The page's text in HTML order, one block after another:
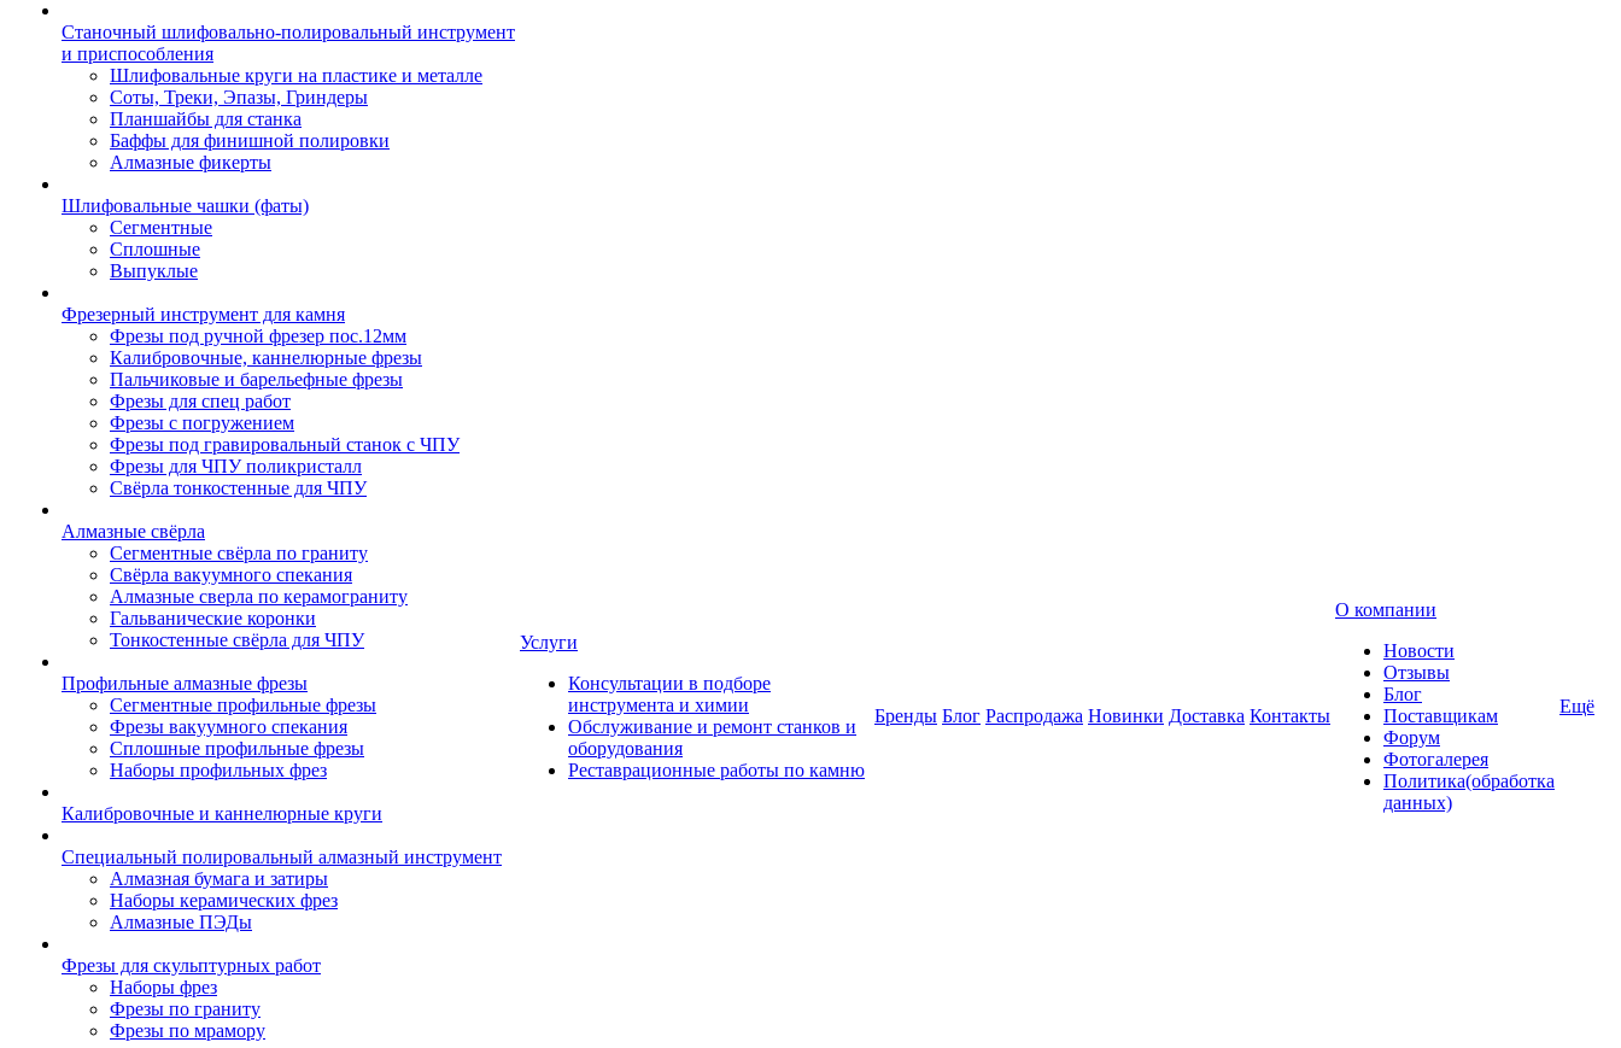
Станочный шлифовально-полировальный инструмент
и приспособления
Шлифовальные круги на пластике и металле
Соты, Треки, Эпазы, Гриндеры
Планшайбы для станка
Баффы для финишной полировки
Алмазные фикерты
Шлифовальные чашки (фаты)
Сегментные
Сплошные
Выпуклые
Фрезерный инструмент для камня
Фрезы под ручной фрезер пос.12мм
Калибровочные, каннелюрные фрезы
Пальчиковые и барельефные фрезы
Фрезы для спец работ
Фрезы с погружением
Фрезы под гравировальный станок с ЧПУ
Фрезы для ЧПУ поликристалл
Свёрла тонкостенные для ЧПУ
Алмазные свёрла
Сегментные свёрла по граниту
Свёрла вакуумного спекания
Алмазные сверла по керамограниту
Гальванические коронки
Тонкостенные свёрла для ЧПУ
Профильные алмазные фрезы
Сегментные профильные фрезы
Фрезы вакуумного спекания
Сплошные профильные фрезы
Наборы профильных фрез
Калибровочные и каннелюрные круги
Специальный полировальный алмазный инструмент
Алмазная бумага и затиры
Наборы керамических фрез
Алмазные ПЭДы
Фрезы для скульптурных работ
Наборы фрез
Фрезы по граниту
Фрезы по мрамору
Услуги
Консультации в подборе
инструмента и химии
Обслуживание и ремонт станков и
оборудования
Реставрационные работы по камню
Бренды Блог Распродажа Новинки Доставка Контакты
О компании
Новости
Отзывы
Блог
Поставщикам
Форум
Фотогалерея
Политика(обработка
данных)
Ещё